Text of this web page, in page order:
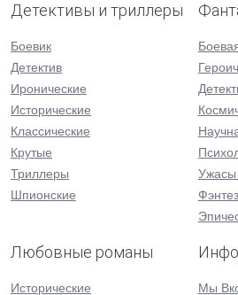
Детективы и триллеры
Боевик
Детектив
Иронические
Исторические
Классические
Крутые
Триллеры
Шпионские
Ужасы
Любовные романы
Исторические Мы